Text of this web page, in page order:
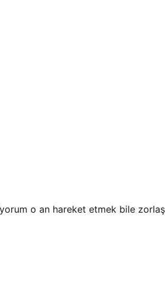
o an hareket etmek bile